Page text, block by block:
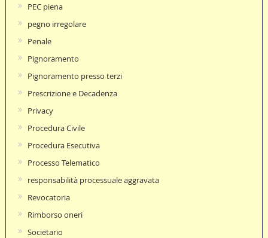
PEC piena
pegno irregolare
Penale
Pignoramento
Pignoramento presso terzi
Prescrizione e Decadenza
Privacy
Procedura Civile
Procedura Esecutiva
Processo Telematico
responsabilità processuale aggravata
Revocatoria
Rimborso oneri
Societario